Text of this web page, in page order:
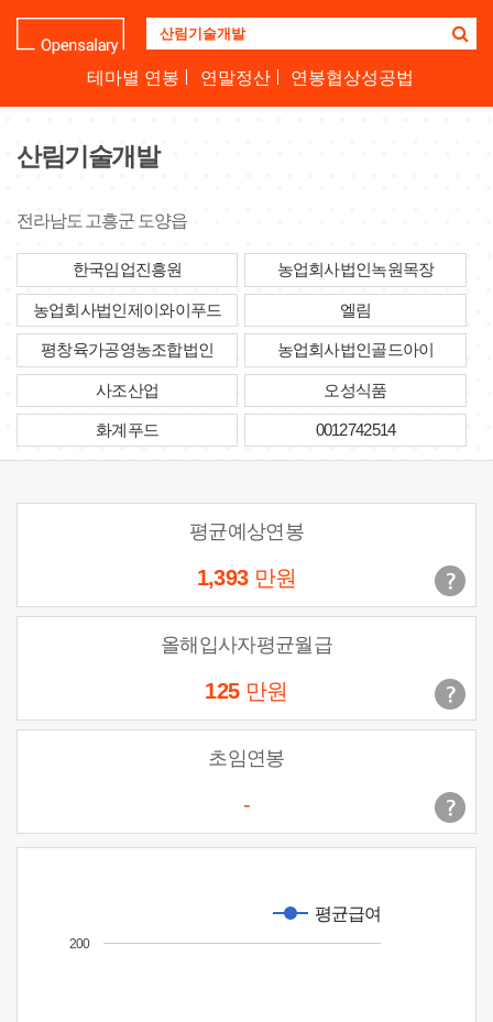
업
명
하
테마별 연봉 연말정산 연봉협상성공법
산림기술개발
전라남도 고흥군 도양읍
한국임업진흥원 농업회사법인녹원목장
농업회사법인제이와이푸드 엘림
평창육가공영농조합법인 농업회사법인골드아이
사조산업 오성식품
화계푸드 0012742514
평균예상연봉
1,393 만원
올해입사자평균월급
125 만원
초임연봉
-
평균급여
200